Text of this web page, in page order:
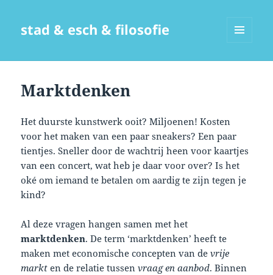
stad & esch & filosofie
Marktdenken
Het duurste kunstwerk ooit? Miljoenen! Kosten
voor het maken van een paar sneakers? Een paar
tientjes. Sneller door de wachtrij heen voor kaartjes
van een concert, wat heb je daar voor over? Is het
oké om iemand te betalen om aardig te zijn tegen je
kind?
Al deze vragen hangen samen met het
marktdenken. De term ‘marktdenken’ heeft te
maken met economische concepten van devrije
markt en de relatie tussenvraag en aanbod. Binnen